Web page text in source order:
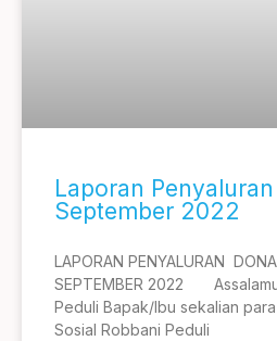
Laporan
September 2022
LAPORAN PENYALURAN
SEPTEMBER 2022
Peduli Bapak/Ibu sekalian
Sosial Robbani Peduli